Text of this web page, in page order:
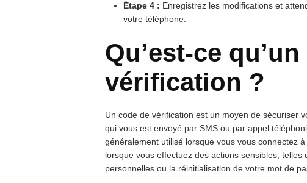
Étape 4 : Enregistrez les modifications et
votre téléphone.
Qu’est-ce
vérification ?
Un code de vérification est un moyen de sécuriser
qui vous est envoyé par SMS ou par appel
généralement utilisé lorsque vous vous connectez
lorsque vous effectuez des actions sensibles,
personnelles ou la réinitialisation de votre mot de